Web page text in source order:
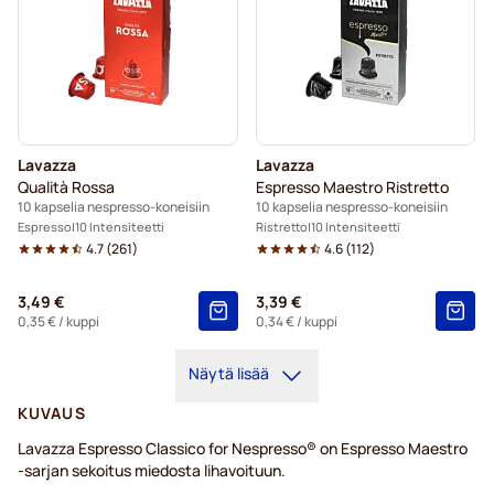
Lavazza
Qualità Rossa
10 kapselia nespresso-koneisiin
Espresso 10 Intensiteetti
4.7(261)
3,49 €
0,35 €/ kuppi
Lavazza
Espresso Maestro Ristretto
10 kapselia nespresso-koneisiin
Ristretto 10 Intensiteetti
4.6(112)
3,39 €
0,34 €/ kuppi
Näytä lisää
KUVAUS
Lavazza Espresso Classico for Nespresso® on Espresso Maestro
-sarjan sekoitus miedosta lihavoituun.